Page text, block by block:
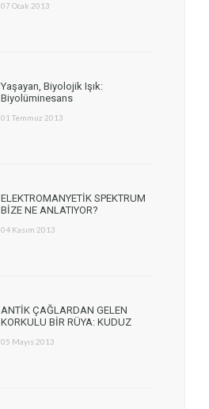
07 Ocak 2013
Yaşayan, Biyolojik Işık:
Biyolüminesans
01 Temmuz 2013
ELEKTROMANYETİK SPEKTRUM
BİZE NE ANLATIYOR?
04 Kasım 2013
ANTİK ÇAĞLARDAN GELEN
KORKULU BİR RÜYA: KUDUZ
05 Mayıs 2013